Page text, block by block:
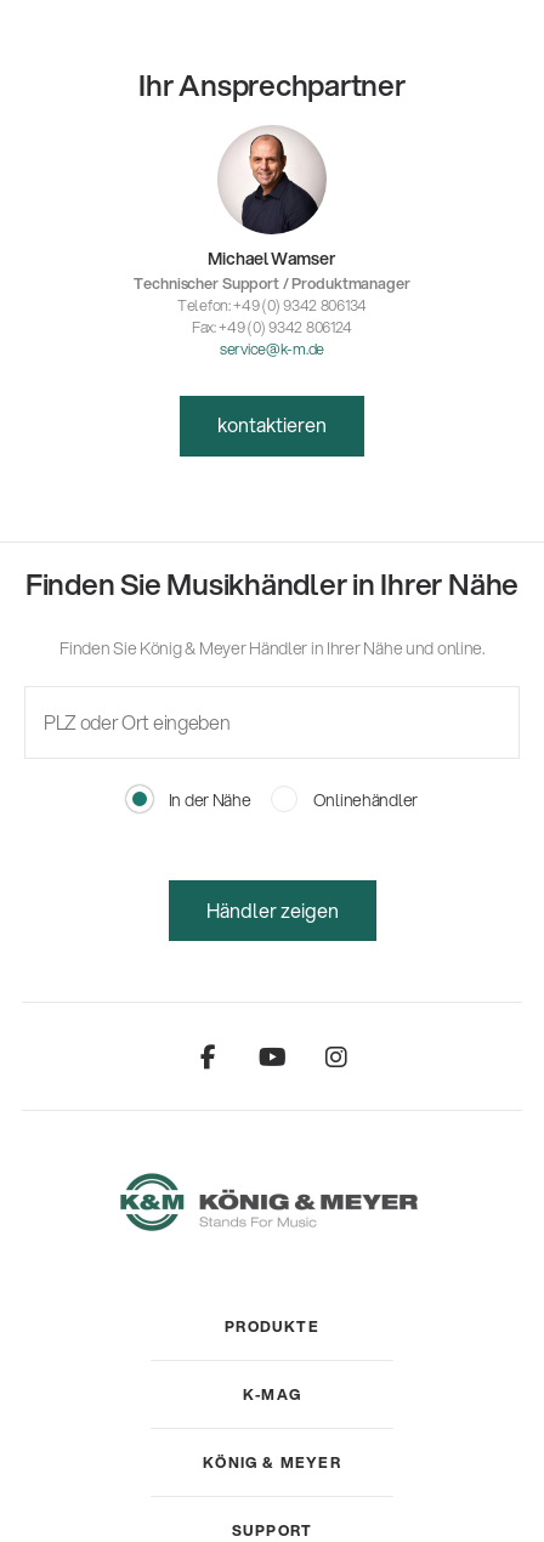
Ihr Ansprechpartner
Michael Wamser
Technischer Support / Produktmanager
Telefon: +49 (0) 9342 806134
Fax: +49 (0) 9342 806124
service@k-m.de
kontaktieren
Finden Sie Musikhändler in Ihrer Nähe
Finden Sie König & Meyer Händler in Ihrer Nähe und online.
In der Nähe Onlinehändler
Händler zeigen
PRODUKTE
K-MAG
KÖNIG & MEYER
SUPPORT